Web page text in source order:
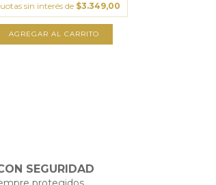
sin interés de $3.349,00
AGREGAR AL CARRITO
SEGURIDAD